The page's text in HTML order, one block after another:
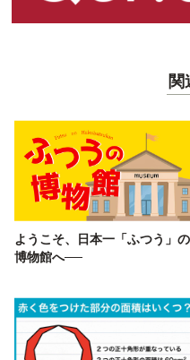
関
ようこそ、日本一「ふつう」の
博物館へ──